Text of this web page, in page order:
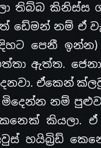
තිබ්බ කිනිස්ස
නම් ඒ
පෙනී
ඇත්ත.
ඒකෙන්
නම්
කියලා.
හයිබ්‍රිඩ්